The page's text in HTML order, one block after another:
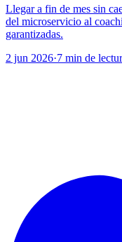
Llegar a fin de mes sin
del microservicio al
garantizadas.
2 jun 2026·7 min de